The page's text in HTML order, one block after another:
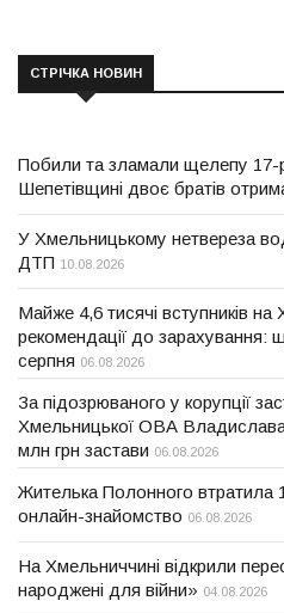
СТРІЧКА НОВИН
Побили та зламали щелепу 17-
Шепетівщині двоє братів
У Хмельницькому нетвереза
ДТП 10.08.2026
Майже 4,6 тисячі вступників
рекомендації до зарахування:
серпня 06.08.2026
За підозрюваного у корупції
Хмельницької ОВА
млн грн застави 06.08.2026
Жителька Полонного втратила
онлайн-знайомство 06.08.2026
На Хмельниччині відкрили
народжені для війни» 04.08.2026